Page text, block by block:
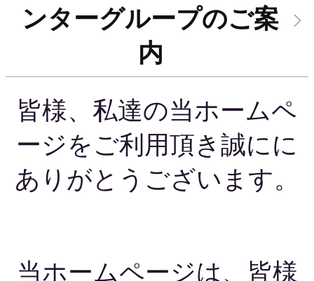
ンターグループのご案
内
皆様、私達の当ホームペ
ージをご利用頂き誠にに
ありがとうございます。
当ホームページは、皆様